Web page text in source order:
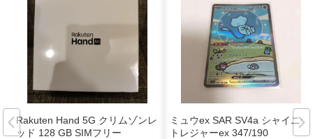
Rakuten Hand 5G クリムゾンレ
ッド 128 GB SIMフリー
ミュウex SAR SV4a シャイニー
トレジャーex 347/190